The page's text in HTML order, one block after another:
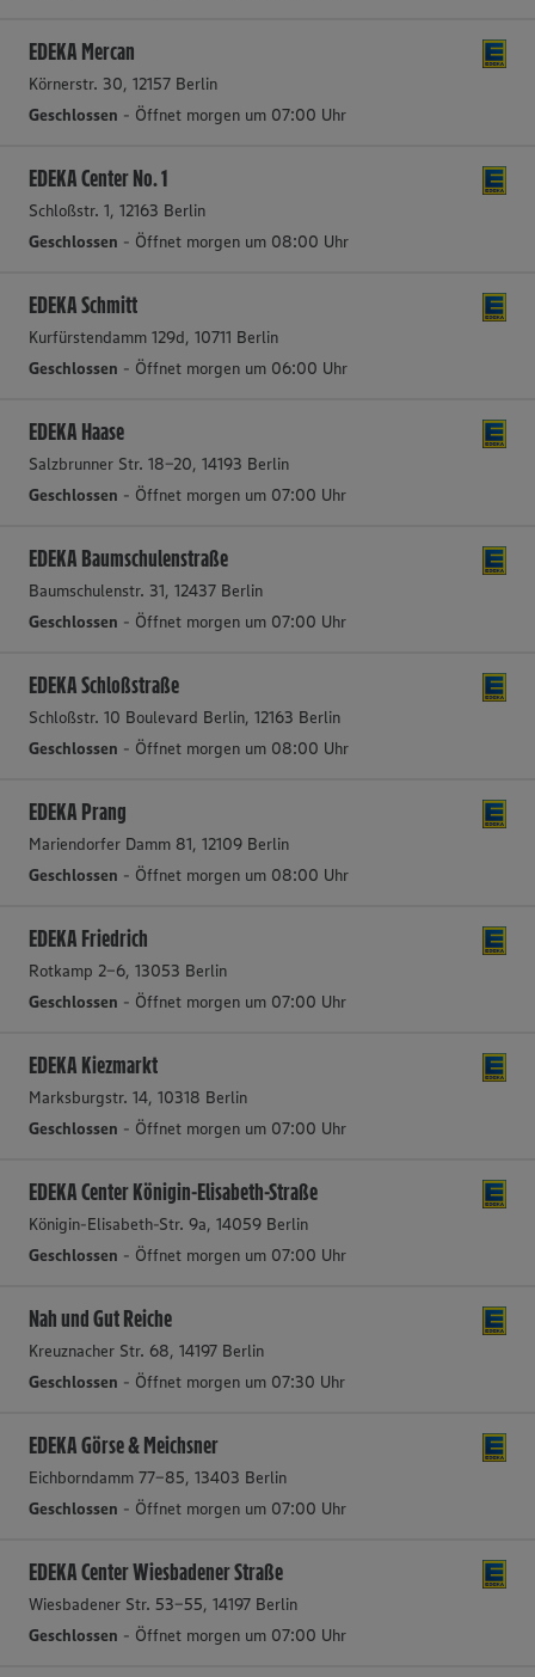
EDEKA Mercan
Körnerstr. 30, 12157 Berlin
Geschlossen - Öffnet morgen um 07:00 Uhr
EDEKA Center No. 1
Schloßstr. 1, 12163 Berlin
Geschlossen - Öffnet morgen um 08:00 Uhr
EDEKA Schmitt
Kurfürstendamm 129d, 10711 Berlin
Geschlossen - Öffnet morgen um 06:00 Uhr
EDEKA Haase
Salzbrunner Str. 18-20, 14193 Berlin
Geschlossen - Öffnet morgen um 07:00 Uhr
EDEKA Baumschulenstraße
Baumschulenstr. 31, 12437 Berlin
Geschlossen - Öffnet morgen um 07:00 Uhr
EDEKA Schloßstraße
Schloßstr. 10 Boulevard Berlin, 12163 Berlin
Geschlossen - Öffnet morgen um 08:00 Uhr
EDEKA Prang
Mariendorfer Damm 81, 12109 Berlin
Geschlossen - Öffnet morgen um 08:00 Uhr
EDEKA Friedrich
Rotkamp 2-6, 13053 Berlin
Geschlossen - Öffnet morgen um 07:00 Uhr
EDEKA Kiezmarkt
Marksburgstr. 14, 10318 Berlin
Geschlossen - Öffnet morgen um 07:00 Uhr
EDEKA Center Königin-Elisabeth-Straße
Königin-Elisabeth-Str. 9a, 14059 Berlin
Geschlossen - Öffnet morgen um 07:00 Uhr
Nah und Gut Reiche
Kreuznacher Str. 68, 14197 Berlin
Geschlossen - Öffnet morgen um 07:30 Uhr
EDEKA Görse & Meichsner
Eichborndamm 77-85, 13403 Berlin
Geschlossen - Öffnet morgen um 07:00 Uhr
EDEKA Center Wiesbadener Straße
Wiesbadener Str. 53-55, 14197 Berlin
Geschlossen - Öffnet morgen um 07:00 Uhr